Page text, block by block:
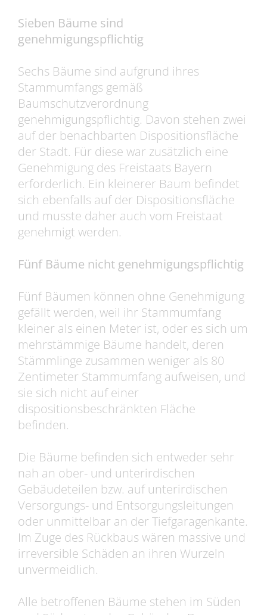
Sieben Bäume sind
genehmigungspflichtig
Sechs Bäume sind aufgrund ihres
Stammumfangs gemäß
Baumschutzverordnung
genehmigungspflichtig. Davon stehen zwei
auf der benachbarten Dispositionsfläche
der Stadt. Für diese war zusätzlich eine
Genehmigung des Freistaats Bayern
erforderlich. Ein kleinerer Baum befindet
sich ebenfalls auf der Dispositionsfläche
und musste daher auch vom Freistaat
genehmigt werden.
Fünf Bäume nicht genehmigungspflichtig
Fünf Bäumen können ohne Genehmigung
gefällt werden, weil ihr Stammumfang
kleiner als einen Meter ist, oder es sich um
mehrstämmige Bäume handelt, deren
Stämmlinge zusammen weniger als 80
Zentimeter Stammumfang aufweisen, und
sie sich nicht auf einer
dispositionsbeschränkten Fläche
befinden.
Die Bäume befinden sich entweder sehr
nah an ober- und unterirdischen
Gebäudeteilen bzw. auf unterirdischen
Versorgungs- und Entsorgungsleitungen
oder unmittelbar an der Tiefgaragenkante.
Im Zuge des Rückbaus wären massive und
irreversible Schäden an ihren Wurzeln
unvermeidlich.
Alle betroffenen Bäume stehen im Süden